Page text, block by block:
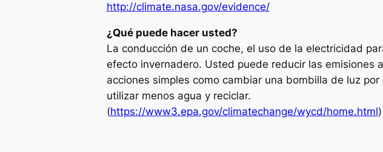
http://climate.nasa.gov/evidence/
¿Qué puede hacer usted?
La conducción de un coche, el uso de la electricidad
efecto invernadero. Usted puede reducir las emisiones
acciones simples como cambiar una bombilla de luz
utilizar menos agua y reciclar.
(https://www3.epa.gov/climatechange/wycd/home.html)